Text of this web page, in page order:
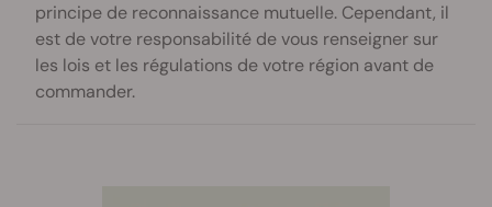
principe de reconnaissance mutuelle. Cependant, il
est de votre responsabilité de vous renseigner sur
les lois et les régulations de votre région avant de
commander.